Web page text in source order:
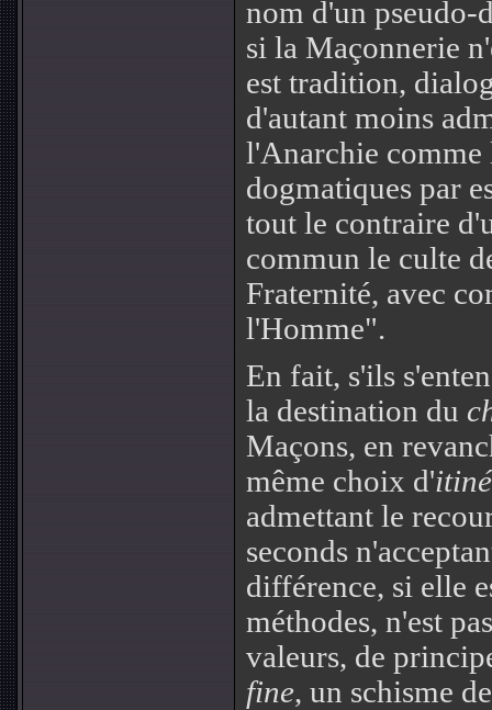
nom d'un pseudo-
si la Maçonnerie
est tradition,
d'autant moins
l'Anarchie
dogmatiques par
tout le contraire
commun le culte
Fraternité, avec
l'Homme".
En fait, s'ils
la destination du
Maçons, en
même choix d'
admettant le
seconds
différence, si elle
méthodes, n'est
valeurs, de
fine, un schisme